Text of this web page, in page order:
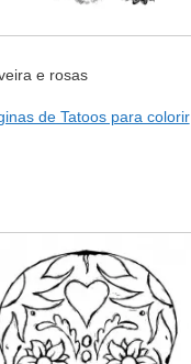
e rosas
de Tatoos para colorir